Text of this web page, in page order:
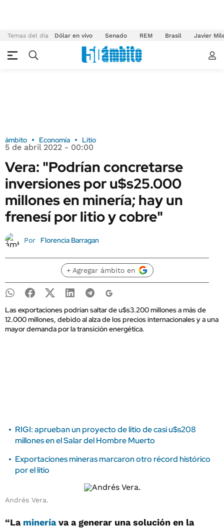
Temas del día Dólar en vivo Senado REM Brasil Javier
ámbito Economía Litio
5 de abril 2022 - 00:00
Vera: "Podrían concretarse
inversiones por u$s25.000
millones en minería; hay un
frenesí por litio y cobre"
Por Florencia Barragan
+ Agregar ámbito en
Las exportaciones podrían saltar de u$s3.200 millones a más de
12.000 millones, debido al alza de los precios internacionales y a una
mayor demanda por la transición energética.
RIGI: aprueban un proyecto de litio de casi u$s208
millones en el Salar del Hombre Muerto
Exportaciones mineras marcaron otro récord histórico
por el litio
Andrés Vera.
“La mineríava a generar una solución en la